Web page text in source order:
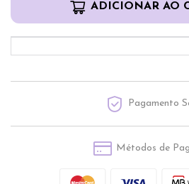
ADICIONAR AO
Pagamento
Métodos de